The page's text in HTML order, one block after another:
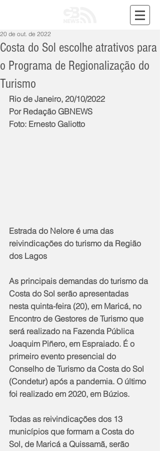
Costa do Sol escolhe atrativos para
o Programa de Regionalização do
Turismo
20 de out. de 2022
Rio de Janeiro, 20/10/2022
Por Redação GBNEWS
Foto: Ernesto Galiotto
Estrada do Nelore é uma das
reivindicações do turismo da Região
dos Lagos
As principais demandas do turismo da
Costa do Sol serão apresentadas
nesta quinta-feira (20), em Maricá, no
Encontro de Gestores de Turismo que
será realizado na Fazenda Pública
Joaquim Piñero, em Espraiado. É o
primeiro evento presencial do
Conselho de Turismo da Costa do Sol
(Condetur) após a pandemia. O último
foi realizado em 2020, em Búzios.
Todas as reivindicações dos 13
municípios que formam a Costa do
Sol, de Maricá a Quissamã, serão